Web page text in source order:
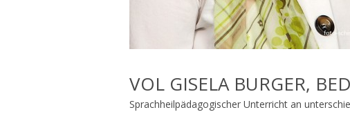
VOL GISELA BURGER,
Sprachheilpädagogischer Unterricht an